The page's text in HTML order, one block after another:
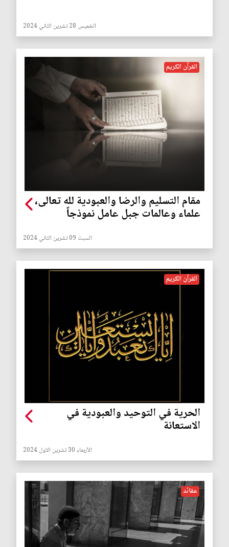
الخميس 28 تشرين الثاني 2024
القرآن الكريم
مقام التسليم والرضا والعبودية لله تعالى،
علماء وعالمات جبل عامل نموذجاً
السبت 09 تشرين الثاني 2024
القرآن الكريم
الحرية في التوحيد والعبودية في
الاستعانة
الأربعاء 30 تشرين الاول 2024
عقائد